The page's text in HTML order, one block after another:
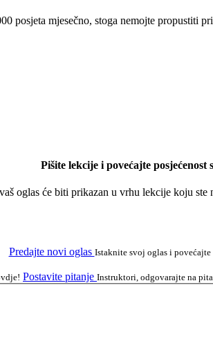
posjeta mjesečno, stoga nemojte propustiti
Pišite lekcije i povećajte posjećenost
oglas će biti prikazan u vrhu lekcije koju
Predajte novi oglas Istaknite svoj oglas i povećajte
Postavite pitanje Instruktori, odgovarajte na